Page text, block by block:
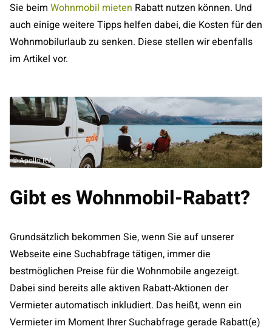
Sie beim Wohnmobil mieten Rabatt nutzen können. Und
auch einige weitere Tipps helfen dabei, die Kosten für den
Wohnmobilurlaub zu senken. Diese stellen wir ebenfalls
im Artikel vor.
© Apollo RV
Gibt es Wohnmobil-Rabatt?
Grundsätzlich bekommen Sie, wenn Sie auf unserer
Webseite eine Suchabfrage tätigen, immer die
bestmöglichen Preise für die Wohnmobile angezeigt.
Dabei sind bereits alle aktiven Rabatt-Aktionen der
Vermieter automatisch inkludiert. Das heißt, wenn ein
Vermieter im Moment Ihrer Suchabfrage gerade Rabatt(e)